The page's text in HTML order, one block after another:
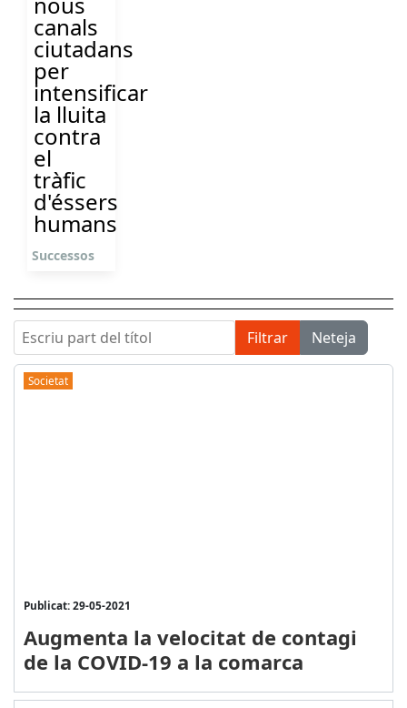
canals
ciutadans
per
intensificar
la lluita
contra
el
tràfic
d'éssers
humans
Successos
Escriu part del títol Filtrar Neteja
Societat
Publicat: 29-05-2021
Augmenta la velocitat de contagi
de la COVID-19 a la comarca